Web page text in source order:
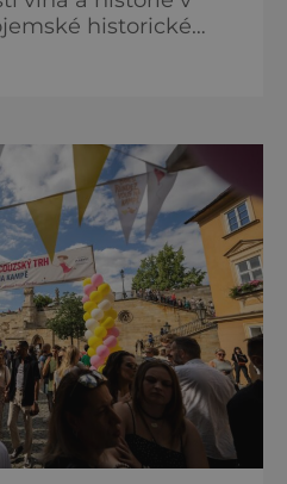
historické
bodů, desítky
jeden víkend se celé
kulisu středověku,
se